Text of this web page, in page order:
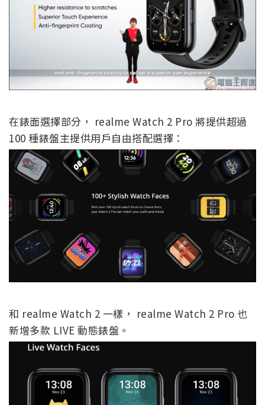
在錶面選擇部分， realme Watch 2 Pro 將提供超過
100 種錶盤主提供用戶自由搭配選擇：
和 realme Watch 2 一樣， realme Watch 2 Pro 也
新增多款 LIVE 動態錶盤。